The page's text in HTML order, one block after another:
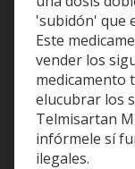
'subidón' que
Este
vender los
medicamento
elucubrar los
Telmisartan
infórmele sí
ilegales.